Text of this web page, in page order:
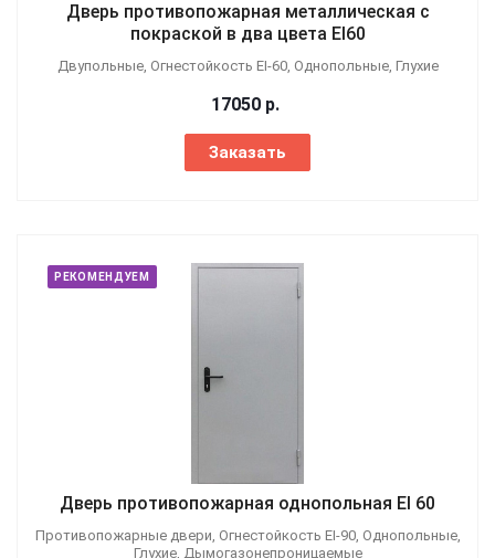
Дверь противопожарная металлическая с
покраской в два цвета EI60
Двупольные, Огнестойкость EI-60, Однопольные, Глухие
17050 р.
Заказать
РЕКОМЕНДУЕМ
Дверь противопожарная однопольная EI 60
Противопожарные двери, Огнестойкость EI-90, Однопольные,
Глухие, Дымогазонепроницаемые